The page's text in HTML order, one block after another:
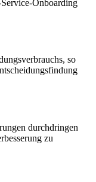
Onboarding
so
durchdringen
zu